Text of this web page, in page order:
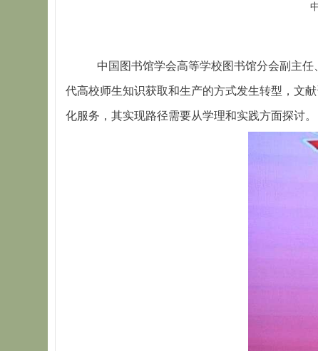
中国图书馆学会高等学校图书馆分会副主
代高校师生知识获取和生产的方式发生转型，文
化服务，其实现路径需要从学理和实践方面探讨。